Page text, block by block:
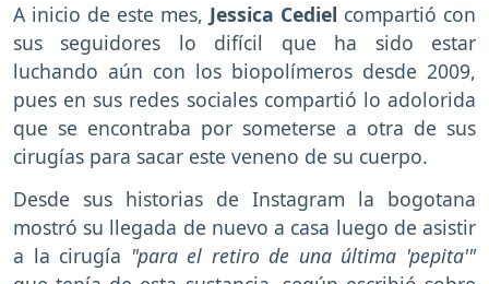
A inicio de este mes, Jessica Cediel compartió con
sus seguidores lo difícil que ha sido estar
luchando aún con los biopolímeros desde 2009,
pues en sus redes sociales compartió lo adolorida
que se encontraba por someterse a otra de sus
cirugías para sacar este veneno de su cuerpo.
Desde sus historias de Instagram la bogotana
mostró su llegada de nuevo a casa luego de asistir
a la cirugía "para el retiro de una última 'pepita'"